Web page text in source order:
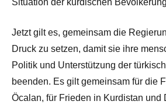
Situation der kurdischen
Jetzt gilt es, gemeinsam die
Druck zu setzen, damit sie ihre
Politik und Unterstützung der
beenden. Es gilt gemeinsam für die
Öcalan, für Frieden in Kurdistan und